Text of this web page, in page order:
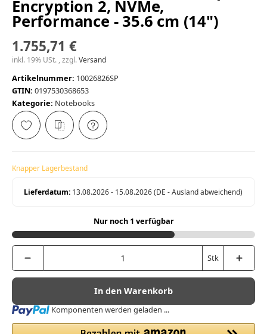
Encryption 2, NVMe,
Performance - 35.6 cm (14")
1.755,71 €
inkl. 19% USt. , zzgl.Versand
Artikelnummer: 10026826SP
GTIN: 0197530368653
Kategorie: Notebooks
Knapper Lagerbestand
Lieferdatum: 13.08.2026 - 15.08.2026(DE - Ausland abweichend)
Nur noch 1 verfügbar
Stk
In den Warenkorb
Loading... Komponenten werden geladen ...